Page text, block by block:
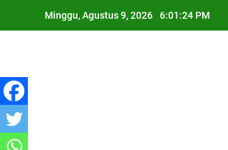
Minggu, Agustus 9, 2026 6:01:25 PM